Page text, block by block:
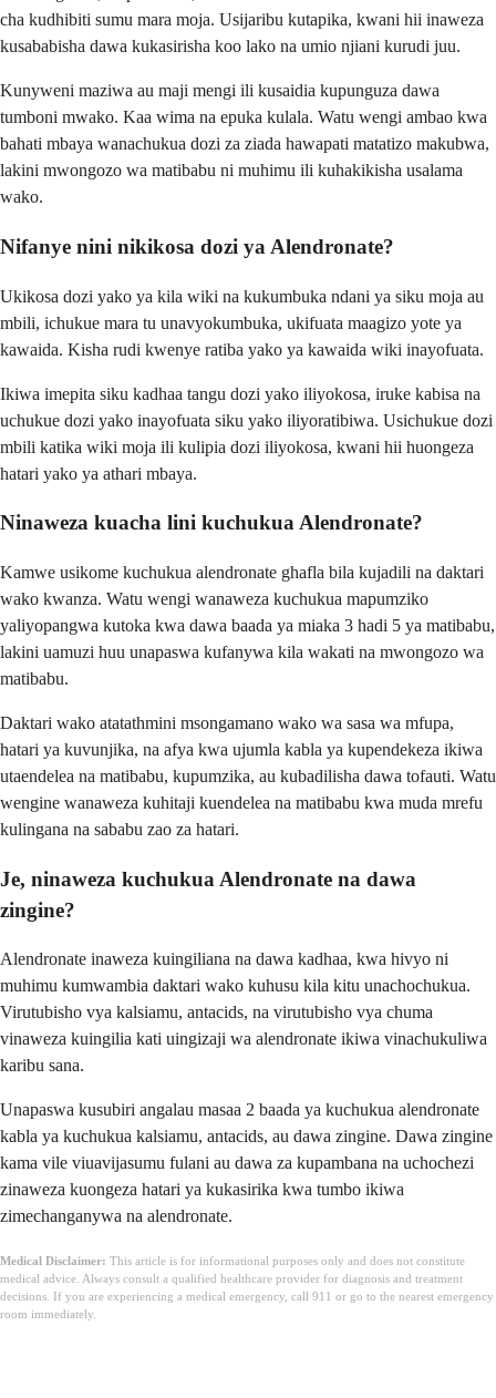
cha kudhibiti sumu mara moja. Usijaribu kutapika, kwani hii inaweza
kusababisha dawa kukasirisha koo lako na umio njiani kurudi juu.
Kunyweni maziwa au maji mengi ili kusaidia kupunguza dawa
tumboni mwako. Kaa wima na epuka kulala. Watu wengi ambao kwa
bahati mbaya wanachukua dozi za ziada hawapati matatizo makubwa,
lakini mwongozo wa matibabu ni muhimu ili kuhakikisha usalama
wako.
Nifanye nini nikikosa dozi ya Alendronate?
Ukikosa dozi yako ya kila wiki na kukumbuka ndani ya siku moja au
mbili, ichukue mara tu unavyokumbuka, ukifuata maagizo yote ya
kawaida. Kisha rudi kwenye ratiba yako ya kawaida wiki inayofuata.
Ikiwa imepita siku kadhaa tangu dozi yako iliyokosa, iruke kabisa na
uchukue dozi yako inayofuata siku yako iliyoratibiwa. Usichukue dozi
mbili katika wiki moja ili kulipia dozi iliyokosa, kwani hii huongeza
hatari yako ya athari mbaya.
Ninaweza kuacha lini kuchukua Alendronate?
Kamwe usikome kuchukua alendronate ghafla bila kujadili na daktari
wako kwanza. Watu wengi wanaweza kuchukua mapumziko
yaliyopangwa kutoka kwa dawa baada ya miaka 3 hadi 5 ya matibabu,
lakini uamuzi huu unapaswa kufanywa kila wakati na mwongozo wa
matibabu.
Daktari wako atatathmini msongamano wako wa sasa wa mfupa,
hatari ya kuvunjika, na afya kwa ujumla kabla ya kupendekeza ikiwa
utaendelea na matibabu, kupumzika, au kubadilisha dawa tofauti. Watu
wengine wanaweza kuhitaji kuendelea na matibabu kwa muda mrefu
kulingana na sababu zao za hatari.
Je, ninaweza kuchukua Alendronate na dawa
zingine?
Alendronate inaweza kuingiliana na dawa kadhaa, kwa hivyo ni
muhimu kumwambia daktari wako kuhusu kila kitu unachochukua.
Virutubisho vya kalsiamu, antacids, na virutubisho vya chuma
vinaweza kuingilia kati uingizaji wa alendronate ikiwa vinachukuliwa
karibu sana.
Unapaswa kusubiri angalau masaa 2 baada ya kuchukua alendronate
kabla ya kuchukua kalsiamu, antacids, au dawa zingine. Dawa zingine
kama vile viuavijasumu fulani au dawa za kupambana na uchochezi
zinaweza kuongeza hatari ya kukasirika kwa tumbo ikiwa
zimechanganywa na alendronate.
Medical Disclaimer: This article is for informational purposes only and does not constitute
medical advice. Always consult a qualified healthcare provider for diagnosis and treatment
decisions. If you are experiencing a medical emergency, call 911 or go to the nearest emergency
room immediately.